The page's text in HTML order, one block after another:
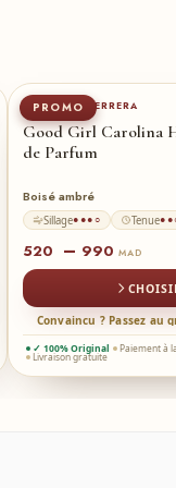
PROMO
CAROLINA HERRERA
Good Girl Carolina
de Parfum
Boisé ambré
Sillage●●●○ Tenue
520 – 990 MAD
Convaincu ? Passez au
✓ 100% Original Paiement à
Livraison gratuite